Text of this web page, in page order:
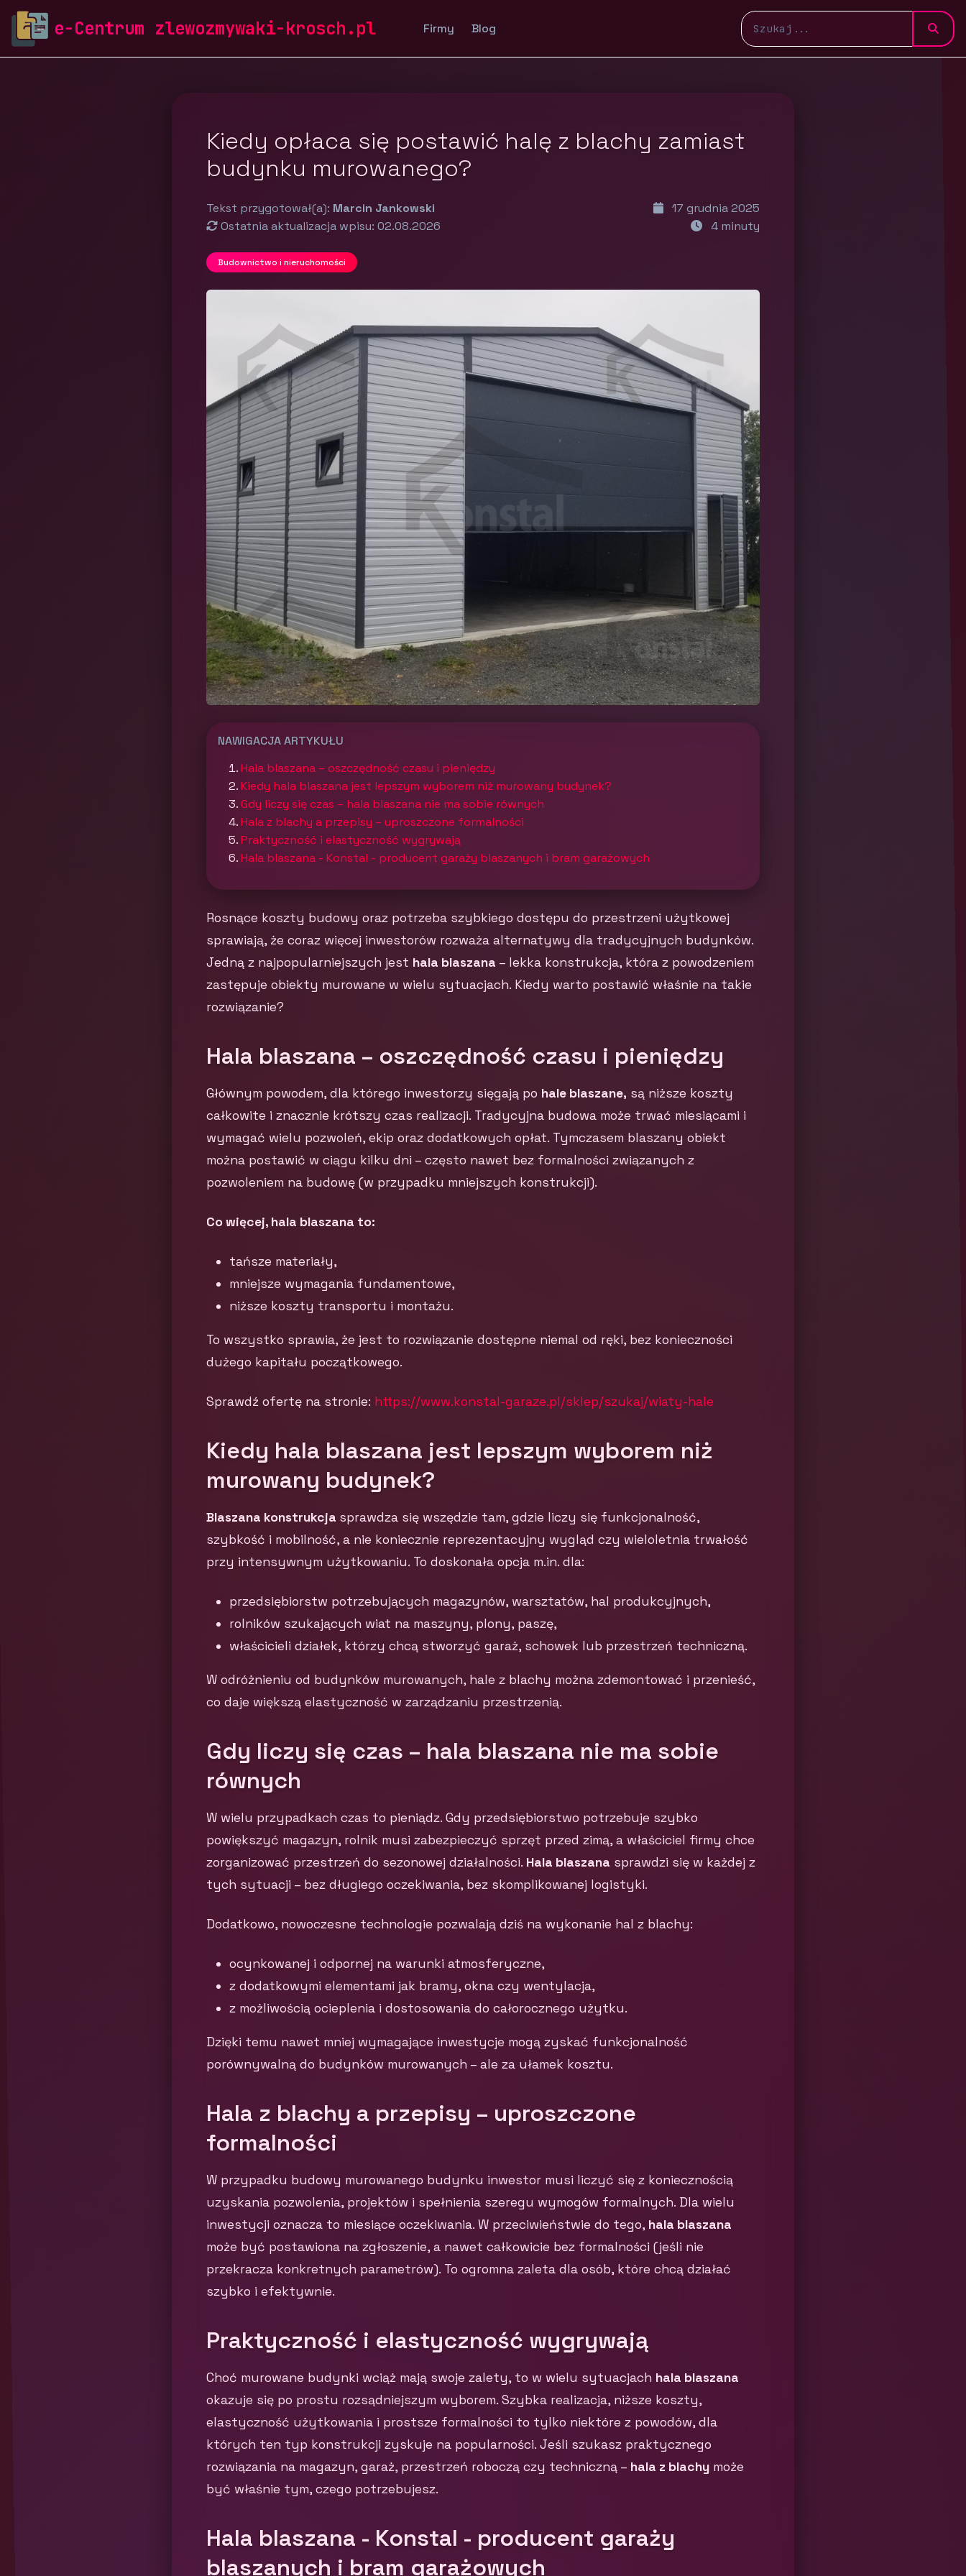
e-Centrum zlewozmywaki-krosch.pl Firmy Blog
zlewozmywaki-krosch.pl Blog Budownictwo i nieruchomości
Kiedy opłaca się postawić halę z blachy zamiast
budynku murowanego?
Tekst przygotował(a): Marcin Jankowski
17 grudnia 2025
Ostatnia aktualizacja wpisu: 02.08.2026
4 minuty
Budownictwo i nieruchomości
NAWIGACJA ARTYKUŁU
Hala blaszana – oszczędność czasu i pieniędzy
Kiedy hala blaszana jest lepszym wyborem niż murowany budynek?
Gdy liczy się czas – hala blaszana nie ma sobie równych
Hala z blachy a przepisy – uproszczone formalności
Praktyczność i elastyczność wygrywają
Hala blaszana - Konstal - producent garaży blaszanych i bram garażowych
Rosnące koszty budowy oraz potrzeba szybkiego dostępu do przestrzeni użytkowej
sprawiają, że coraz więcej inwestorów rozważa alternatywy dla tradycyjnych budynków.
Jedną z najpopularniejszych jest hala blaszana – lekka konstrukcja, która z powodzeniem
zastępuje obiekty murowane w wielu sytuacjach. Kiedy warto postawić właśnie na takie
rozwiązanie?
Hala blaszana – oszczędność czasu i pieniędzy
Głównym powodem, dla którego inwestorzy sięgają po hale blaszane, są niższe koszty
całkowite i znacznie krótszy czas realizacji. Tradycyjna budowa może trwać miesiącami i
wymagać wielu pozwoleń, ekip oraz dodatkowych opłat. Tymczasem blaszany obiekt
można postawić w ciągu kilku dni – często nawet bez formalności związanych z
pozwoleniem na budowę (w przypadku mniejszych konstrukcji).
Co więcej, hala blaszana to:
tańsze materiały,
mniejsze wymagania fundamentowe,
niższe koszty transportu i montażu.
To wszystko sprawia, że jest to rozwiązanie dostępne niemal od ręki, bez konieczności
dużego kapitału początkowego.
Sprawdź ofertę na stronie: https://www.konstal-garaze.pl/sklep/szukaj/wiaty-hale
Kiedy hala blaszana jest lepszym wyborem niż
murowany budynek?
Blaszana konstrukcja sprawdza się wszędzie tam, gdzie liczy się funkcjonalność,
szybkość i mobilność, a nie koniecznie reprezentacyjny wygląd czy wieloletnia trwałość
przy intensywnym użytkowaniu. To doskonała opcja m.in. dla:
przedsiębiorstw potrzebujących magazynów, warsztatów, hal produkcyjnych,
rolników szukających wiat na maszyny, plony, paszę,
właścicieli działek, którzy chcą stworzyć garaż, schowek lub przestrzeń techniczną.
W odróżnieniu od budynków murowanych, hale z blachy można zdemontować i przenieść,
co daje większą elastyczność w zarządzaniu przestrzenią.
Gdy liczy się czas – hala blaszana nie ma sobie
równych
W wielu przypadkach czas to pieniądz. Gdy przedsiębiorstwo potrzebuje szybko
powiększyć magazyn, rolnik musi zabezpieczyć sprzęt przed zimą, a właściciel firmy chce
zorganizować przestrzeń do sezonowej działalności. Hala blaszana sprawdzi się w każdej z
tych sytuacji – bez długiego oczekiwania, bez skomplikowanej logistyki.
Dodatkowo, nowoczesne technologie pozwalają dziś na wykonanie hal z blachy:
ocynkowanej i odpornej na warunki atmosferyczne,
z dodatkowymi elementami jak bramy, okna czy wentylacja,
z możliwością ocieplenia i dostosowania do całorocznego użytku.
Dzięki temu nawet mniej wymagające inwestycje mogą zyskać funkcjonalność
porównywalną do budynków murowanych – ale za ułamek kosztu.
Hala z blachy a przepisy – uproszczone
formalności
W przypadku budowy murowanego budynku inwestor musi liczyć się z koniecznością
uzyskania pozwolenia, projektów i spełnienia szeregu wymogów formalnych. Dla wielu
inwestycji oznacza to miesiące oczekiwania. W przeciwieństwie do tego, hala blaszana
może być postawiona na zgłoszenie, a nawet całkowicie bez formalności (jeśli nie
przekracza konkretnych parametrów). To ogromna zaleta dla osób, które chcą działać
szybko i efektywnie.
Praktyczność i elastyczność wygrywają
Choć murowane budynki wciąż mają swoje zalety, to w wielu sytuacjach hala blaszana
okazuje się po prostu rozsądniejszym wyborem. Szybka realizacja, niższe koszty,
elastyczność użytkowania i prostsze formalności to tylko niektóre z powodów, dla
których ten typ konstrukcji zyskuje na popularności. Jeśli szukasz praktycznego
rozwiązania na magazyn, garaż, przestrzeń roboczą czy techniczną – hala z blachymoże
być właśnie tym, czego potrzebujesz.
Hala blaszana - Konstal - producent garaży
blaszanych i bram garażowych